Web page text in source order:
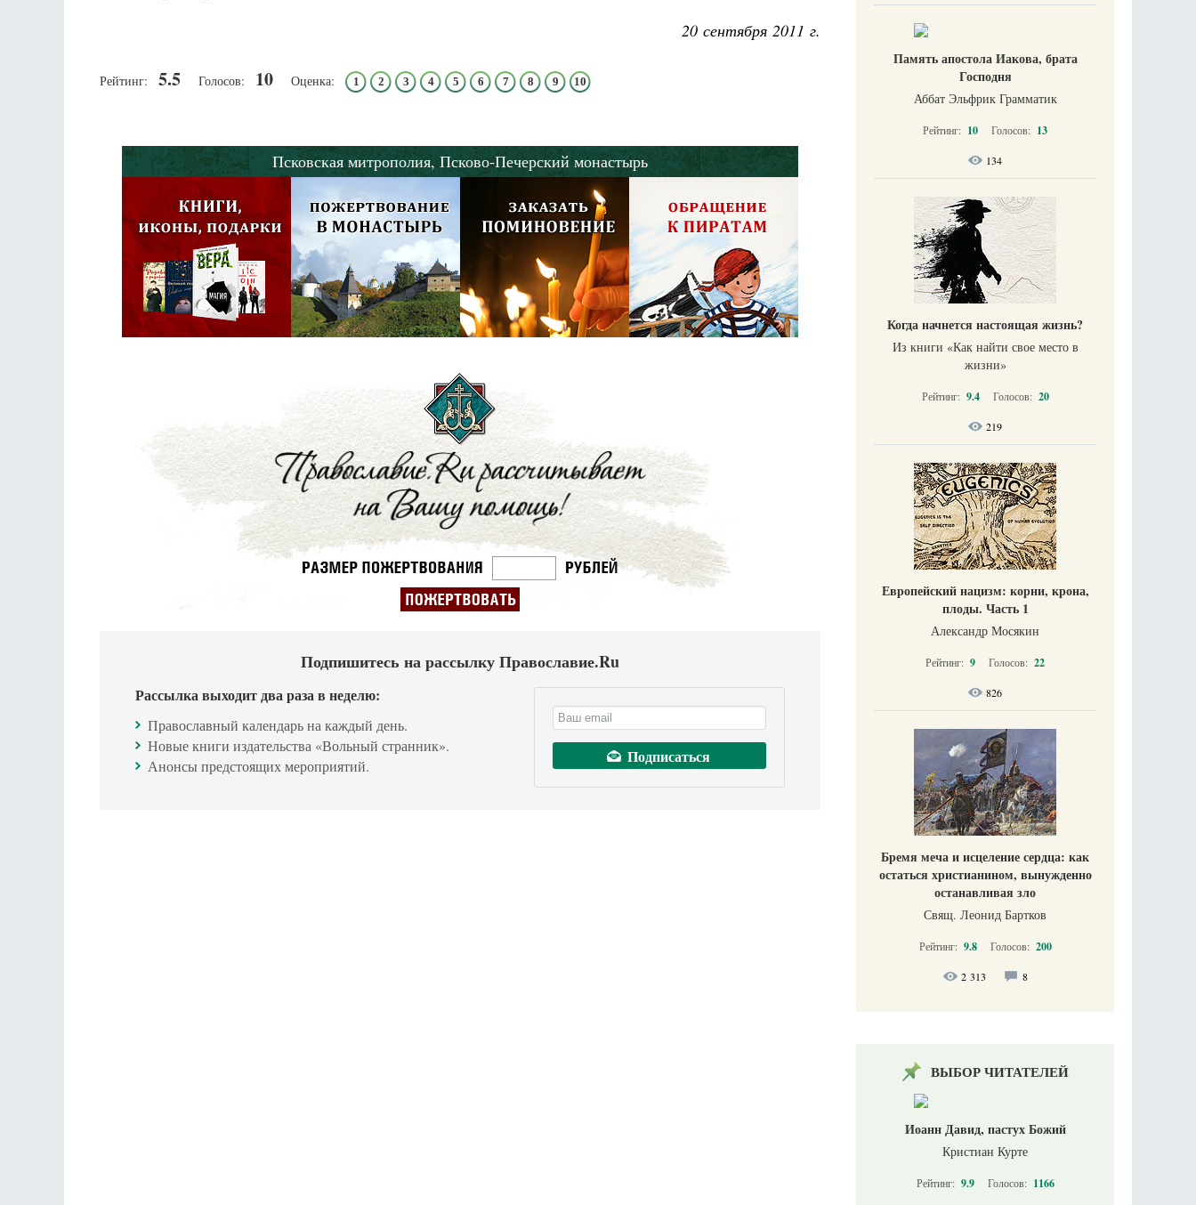
20 сентября 2011 г.
Рейтинг: 5.5 Голосов: 10 Оценка: 1 2 3 4 5 6 7 8 9 10
Псковская митрополия, Псково-Печерский монастырь
Подпишитесь на рассылку Православие.Ru
Рассылка выходит два раза в неделю:
Православный календарь на каждый день.
Новые книги издательства «Вольный странник».
Анонсы предстоящих мероприятий.
Память апостола Иакова, брата
Господня
Аббат Эльфрик Грамматик
Рейтинг: 10 Голосов: 13
134
Когда начнется настоящая жизнь?
Из книги «Как найти свое место в
жизни​»
Рейтинг: 9.4 Голосов: 20
219
Европейский нацизм: корни, крона,
плоды. Часть 1
Александр Мосякин
Рейтинг: 9 Голосов: 22
826
Бремя меча и исцеление сердца: как
остаться христианином, вынужденно
останавливая зло
Свящ. Леонид Бартков
Рейтинг: 9.8 Голосов: 200
2 313 8
ВЫБОР ЧИТАТЕЛЕЙ
Иоанн Давид, пастух Божий
Кристиан Курте
Рейтинг: 9.9 Голосов: 1166